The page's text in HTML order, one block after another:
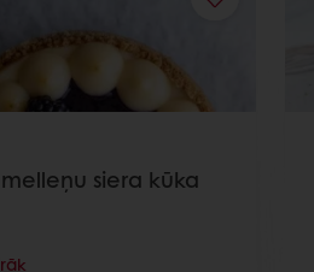
siera kūka